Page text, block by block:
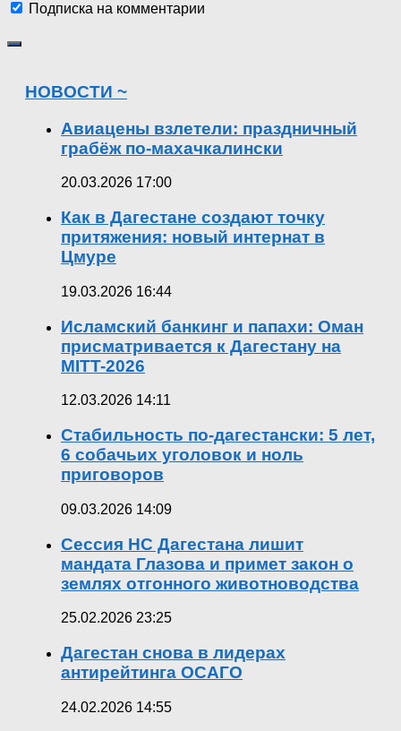
Подписка на комментарии
НОВОСТИ ~
Авиацены взлетели: праздничный
грабёж по-махачкалински
20.03.2026 17:00
Как в Дагестане создают точку
притяжения: новый интернат в
Цмуре
19.03.2026 16:44
Исламский банкинг и папахи: Оман
присматривается к Дагестану на
MITT-2026
12.03.2026 14:11
Стабильность по-дагестански: 5 лет,
6 собачьих уголовок и ноль
приговоров
09.03.2026 14:09
Сессия НС Дагестана лишит
мандата Глазова и примет закон о
землях отгонного животноводства
25.02.2026 23:25
Дагестан снова в лидерах
антирейтинга ОСАГО
24.02.2026 14:55